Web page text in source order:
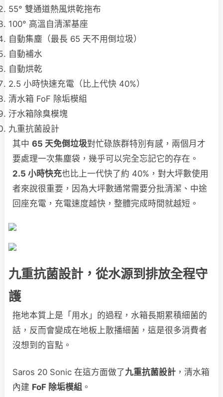
55° 雙通道熱風烘乾拖布
100° 高溫自清潔基座
自動集塵（最長 65 天不用倒垃圾）
自動補水
自動烘乾
2.5 小時快速充電（比上代快 40%）
清水箱 FoF 除垢模組
汙水箱除臭模塊
九重抗菌設計
其中 65 天免倒垃圾對忙碌族群特別有感，兩個月才
要處理一次集塵袋，幾乎可以完全忘記它的存在。
2.5 小時快充也比上一代快了約 40%，對大坪數使用
者來說很重要，因為大坪數通常需要分批清潔、中途
回座充電，充電速度越快，整體完成時間就越短。
九重抗菌設計，從水源到排放全程守
護
拖地本質上是「用水」的過程，水箱長期累積細菌的
話，反而會變成在地板上散播細菌，這是很多消費者
沒想到的盲點。
Saros 20 Sonic 在這方面做了九重抗菌設計 ，清水箱
內建 FoF 除垢模組 。